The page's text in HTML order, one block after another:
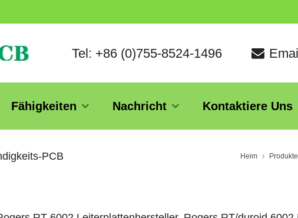
Tel: +86 (0)755-8524-1496
Fähigkeiten Nachricht Kontaktiere Uns
PCB Heim Produkte